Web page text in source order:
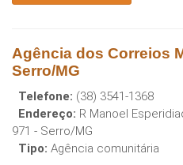
Agência dos Correios
Serro/MG
Telefone: (38) 3541-1368
Endereço: R Manoel
971 - Serro/MG
Tipo: Agência comunitária